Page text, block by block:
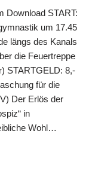
Download START:
um 17.45
längs des Kanals
die Feuertreppe
STARTGELD: 8,-
für die
Der Erlös der
in
Wohl…